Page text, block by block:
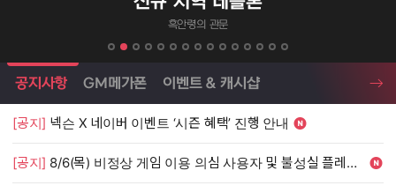
흑안령의 관문
엘소드 소식
공지사항 GM메가폰 이벤트 & 캐시샵
[공지] 넥슨 X 네이버 이벤트 ‘시즌 혜택’ 진행 안내
[공지] 8/6(목) 비정상 게임 이용 의심 사용자 및 불성실 플레이 단속 안내